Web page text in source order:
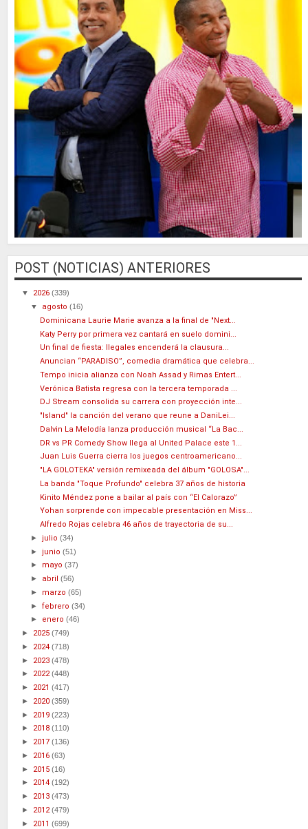
POST (NOTICIAS) ANTERIORES
▼ 2026 (339)
▼ agosto(16)
Dominicana Laurie Marie avanza a la final de "Next...
Katy Perry por primera vez cantará en suelo domini...
Un final de fiesta: Ilegales encenderá la clausura...
Anuncian “PARADISO”, comedia dramática que celebra...
Tempo inicia alianza con Noah Assad y Rimas Entert...
Verónica Batista regresa con la tercera temporada ...
DJ Stream consolida su carrera con proyección inte...
"Island" la canción del verano que reune a DaniLei...
Dalvin La Melodía lanza producción musical “La Bac...
DR vs PR Comedy Show llega al United Palace este 1...
Juan Luis Guerra cierra los juegos centroamericano...
"LA GOLOTEKA" versión remixeada del álbum "GOLOSA"...
La banda "Toque Profundo" celebra 37 años de historia
Kinito Méndez pone a bailar al país con “El Calorazo”
Yohan sorprende con impecable presentación en Miss...
Alfredo Rojas celebra 46 años de trayectoria de su...
►julio(34)
►junio(51)
► mayo(37)
► abril(56)
► marzo(65)
►febrero(34)
► enero(46)
► 2025 (749)
► 2024 (718)
► 2023 (478)
► 2022(448)
► 2021 (417)
► 2020 (359)
► 2019 (223)
► 2018 (110)
► 2017 (136)
► 2016 (63)
► 2015 (16)
► 2014 (192)
► 2013 (473)
► 2012(479)
► 2011 (699)